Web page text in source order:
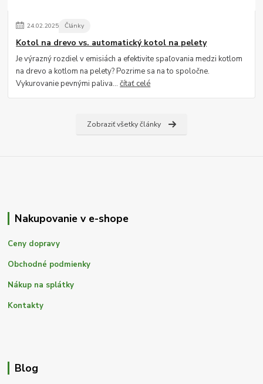
24.02.2025 Články
Kotol na drevo vs. automatický kotol na pelety
Je výrazný rozdiel v emisiách a efektivite spaľovania medzi kotlom
na drevo a kotlom na pelety? Pozrime sa na to spoločne.
Vykurovanie pevnými paliva...čítať celé
Zobraziť všetky články
Nakupovanie v e-shope
Ceny dopravy
Obchodné podmienky
Nákup na splátky
Kontakty
Blog